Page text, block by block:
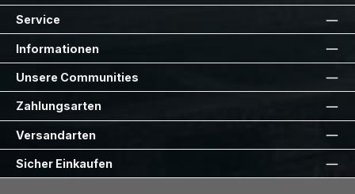
Service
Informationen
Unsere Communities
Zahlungsarten
Versandarten
Sicher Einkaufen